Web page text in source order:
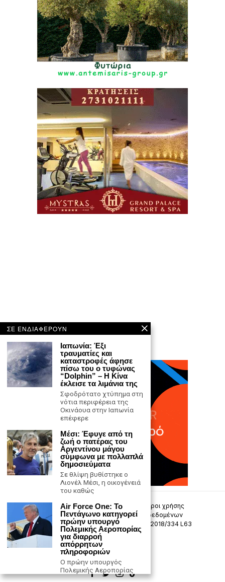
Επικοινωνία Πολιτική Απορρήτου
Όροι χρήσης
Πολιτική προστασίας προσωπικών δεδομένων
Δήλωση συμμόρφωσης -σύσταση (ΕΕ) 2018/334 L63
Μ.Η.Τ. 242033
ΣΕ ΕΝΔΙΑΦΕΡΟΥΝ
Ιαπωνία: Έξι
τραυματίες και
καταστροφές άφησε
πίσω του ο τυφώνας
“Dolphin” – Η Κίνα
έκλεισε τα λιμάνια της
Σφοδρότατο χτύπημα στη
νότια περιφέρεια της
Οκινάουα στην Ιαπωνία
επέφερε
Μέσι: Έφυγε από τη
ζωή ο πατέρας του
Αργεντίνου μάγου
σύμφωνα με πολλαπλά
δημοσιεύματα
Σε θλίψη βυθίστηκε ο
Λιονέλ Μέσι, η οικογένειά
του καθώς
Air Force One: Το
Πεντάγωνο κατηγορεί
πρώην υπουργό
Πολεμικής Αεροπορίας
για διαρροή
απόρρητων
πληροφοριών
Ο πρώην υπουργός
Πολεμικής Αεροπορίας
των ΗΠΑ, Φρανκ Κένταλ,